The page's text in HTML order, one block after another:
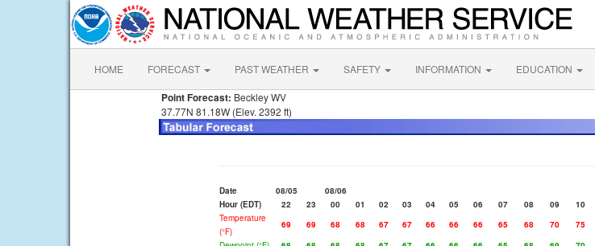
HOME FORECAST PAST WEATHER SAFETY INFORMATION EDUCATION
Point Forecast: Beckley WV
37.77N 81.18W (Elev. 2392 ft)
Date 08/05
08/06
Hour (EDT)
22 23 00 01 02 03 04 05 06 07 08 09 10
Temperature
(°F)
69 69 68 68 67 67 66 66 66 65 68 70 75